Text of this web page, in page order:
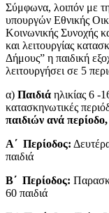
Σύμφωνα, λοιπόν με
υπουργών Εθνικής
Κοινωνικής Συνοχής
και λειτουργίας
Δήμους” η παιδική
λειτουργήσει σε 5
α) Παιδιά ηλικίας 6 -
κατασκηνωτικές
παιδιών ανά περίοδο,
Α΄ Περίοδος:
παιδιά
Β΄ Περίοδος:
60 παιδιά